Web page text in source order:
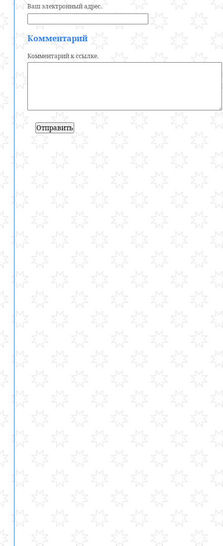
Ваш электронный адрес.
Комментарий
Комментарий к ссылке.